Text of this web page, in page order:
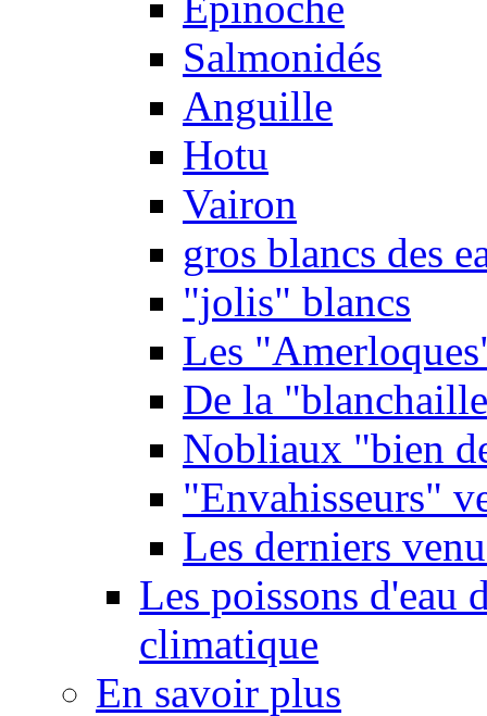
Salmonidés
Anguille
Hotu
Vairon
gros blancs des
"jolis" blancs
Les
De la
Nobliaux "bien
"Envahisseurs"
Les derniers
Les poissons d'eau
climatique
En savoir plus